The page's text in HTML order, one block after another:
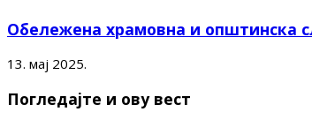
Обележена храмовна и општинска
13. мај 2025.
Погледајте и ову вест